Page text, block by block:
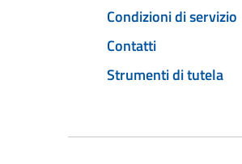
Condizioni di servizio
Contatti
Strumenti di tutela